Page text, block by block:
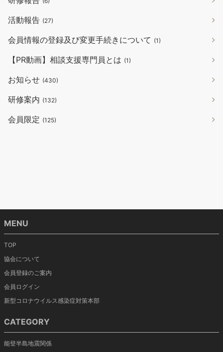
活動報告 (27)
会員情報の登録及び変更手続きについて (1)
【PR動画】相談支援専門員とは (1)
お知らせ (430)
研修案内 (132)
会員限定 (125)
MENU
TOP
協会について
会員登録のご案内
会員ログイン
新型コロナウイルス感染症対策本部
CATEGORY
能登半島地震関係